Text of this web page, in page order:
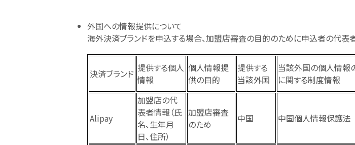
外国への情報提供について
海外決済ブランドを申込する場合、加盟店審査の目的のために申込者の代表
決済ブランド 提供する個人
情報
個人情報提
供の目的
提供する
当該外国
当該外国の個人情報
に関する制度情報
Alipay
加盟店の代
表者情報（氏
名、生年月
日、住所）
加盟店審査
のため
中国 中国個人情報保護法